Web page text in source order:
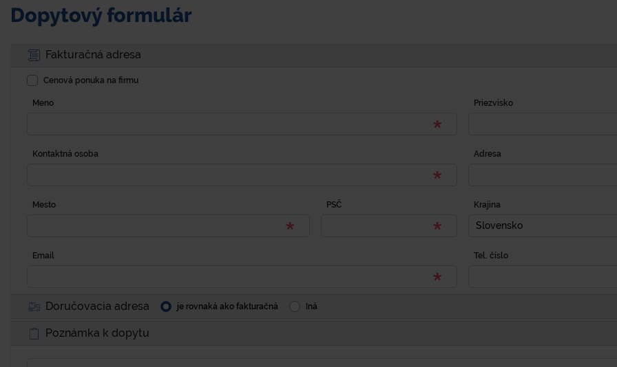
Dopytový formulár
Fakturačná adresa
Cenová ponuka na firmu
Meno Priezvisko
Kontaktná osoba Adresa
Mesto PSČ Krajina
Slovensko
Email Tel. číslo
Doručovacia adresa je rovnaká ako fakturačná Iná
Poznámka k dopytu